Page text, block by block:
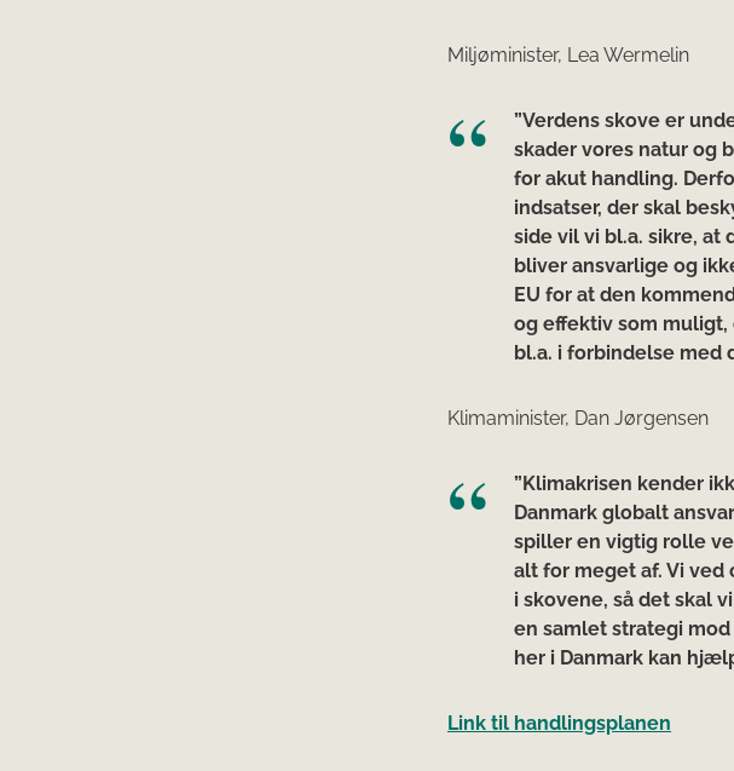
Miljøminister, Lea Wermelin
”Verdens skove er
skader vores natur og
for akut handling.
indsatser, der skal
side vil vi bl.a. sikre,
bliver ansvarlige og
EU for at den
og effektiv som
bl.a. i forbindelse med
Klimaminister, Dan Jørgensen
”Klimakrisen kender
Danmark globalt
spiller en vigtig rolle
alt for meget af. Vi
i skovene, så det skal
en samlet strategi
her i Danmark kan
Link til handlingsplanen